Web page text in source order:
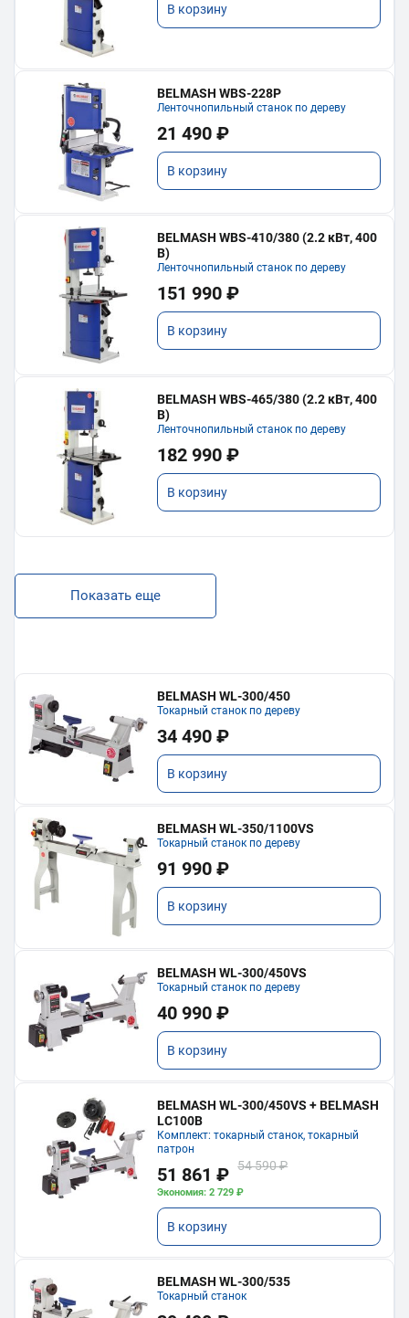
В корзину
BELMASH WBS-228P
Ленточнопильный станок по дереву
21 490 ₽
В корзину
BELMASH WBS-410/380 (2.2 кВт, 400
В)
Ленточнопильный станок по дереву
151 990 ₽
В корзину
BELMASH WBS-465/380 (2.2 кВт, 400
В)
Ленточнопильный станок по дереву
182 990 ₽
В корзину
Показать еще
BELMASH WL-300/450
Токарный станок по дереву
34 490 ₽
В корзину
BELMASH WL-350/1100VS
Токарный станок по дереву
91 990 ₽
В корзину
BELMASH WL-300/450VS
Токарный станок по дереву
40 990 ₽
В корзину
BELMASH WL-300/450VS + BELMASH
LC100B
Комплект: токарный станок, токарный
патрон
51 861 ₽ 54 590 ₽
Экономия: 2 729 ₽
В корзину
BELMASH WL-300/535
Токарный станок